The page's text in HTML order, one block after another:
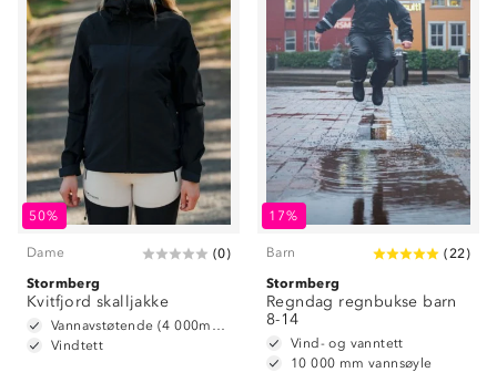
50%
Dame (0)
Stormberg
Kvitfjord skalljakke
Vannavstøtende (4 000mm vannsøyle)
Vindtett
17%
Barn (22)
Stormberg
Regndag regnbukse barn
8-14
Vind- og vanntett
10 000 mm vannsøyle